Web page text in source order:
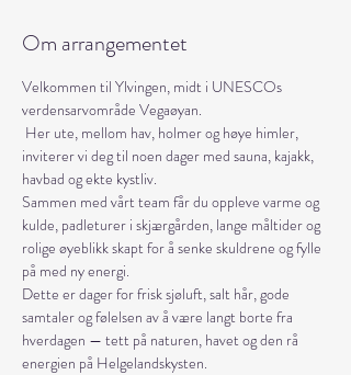
Om arrangementet
Velkommen til Ylvingen, midt i UNESCOs
verdensarvområde Vegaøyan.
inviterer vi deg til noen dager med sauna, kajakk,
havbad og ekte kystliv.
Sammen med vårt team får du oppleve varme og
kulde, padleturer i skjærgården, lange måltider og
rolige øyeblikk skapt for å senke skuldrene og fylle
på med ny energi.
Dette er dager for frisk sjøluft, salt hår, gode
samtaler og følelsen av å være langt borte fra
hverdagen — tett på naturen, havet og den rå
energien på Helgelandskysten.